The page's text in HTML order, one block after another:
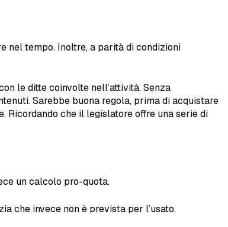
nel tempo. Inoltre, a parità di condizioni
le ditte coinvolte nell’attività. Senza
Sarebbe buona regola, prima di acquistare
Ricordando che il legislatore offre una serie di
un calcolo pro-quota.
che invece non è prevista per l’usato.